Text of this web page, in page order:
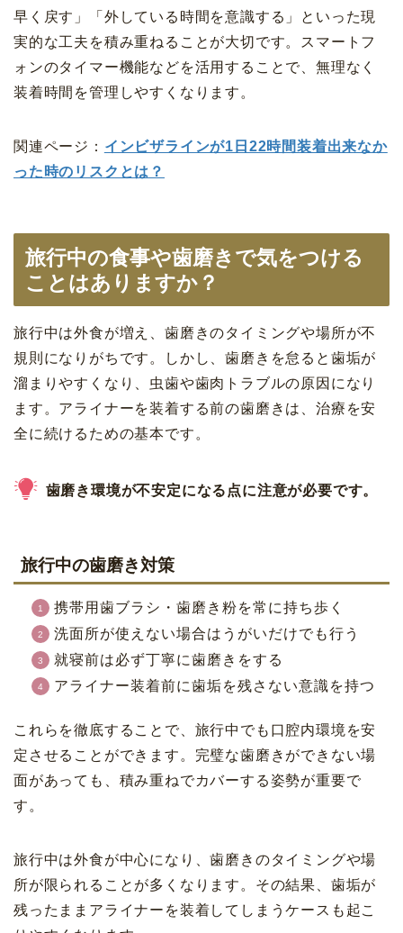
早く戻す」「外している時間を意識する」といった現
実的な工夫を積み重ねることが大切です。スマートフ
ォンのタイマー機能などを活用することで、無理なく
装着時間を管理しやすくなります。
関連ページ： インビザラインが1日22時間装着出来なか
った時のリスクとは？
旅行中の食事や歯磨きで気をつける
ことはありますか？
旅行中は外食が増え、歯磨きのタイミングや場所が不
規則になりがちです。しかし、歯磨きを怠ると歯垢が
溜まりやすくなり、虫歯や歯肉トラブルの原因になり
ます。アライナーを装着する前の歯磨きは、治療を安
全に続けるための基本です。
歯磨き環境が不安定になる点に注意が必要です。
旅行中の歯磨き対策
携帯用歯ブラシ・歯磨き粉を常に持ち歩く
洗面所が使えない場合はうがいだけでも行う
就寝前は必ず丁寧に歯磨きをする
アライナー装着前に歯垢を残さない意識を持つ
これらを徹底することで、旅行中でも口腔内環境を安
定させることができます。完璧な歯磨きができない場
面があっても、積み重ねでカバーする姿勢が重要で
す。
旅行中は外食が中心になり、歯磨きのタイミングや場
所が限られることが多くなります。その結果、歯垢が
残ったままアライナーを装着してしまうケースも起こ